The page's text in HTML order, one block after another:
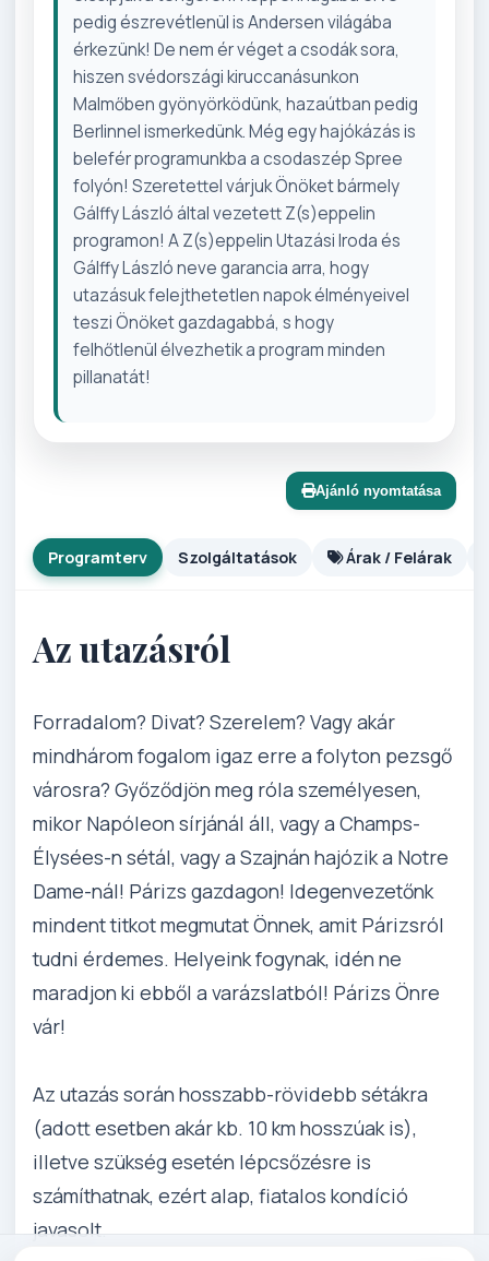
pedig észrevétlenül is Andersen világába
érkezünk! De nem ér véget a csodák sora,
hiszen svédországi kiruccanásunkon
Malmőben gyönyörködünk, hazaútban pedig
Berlinnel ismerkedünk. Még egy hajókázás is
belefér programunkba a csodaszép Spree
folyón! Szeretettel várjuk Önöket bármely
Gálffy László által vezetett Z(s)eppelin
programon! A Z(s)eppelin Utazási Iroda és
Gálffy László neve garancia arra, hogy
utazásuk felejthetetlen napok élményeivel
teszi Önöket gazdagabbá, s hogy
felhőtlenül élvezhetik a program minden
pillanatát!
Ajánló nyomtatása
Programterv Szolgáltatások Árak / Felárak
Az utazásról
Forradalom? Divat? Szerelem? Vagy akár
mindhárom fogalom igaz erre a folyton pezsgő
városra? Győződjön meg róla személyesen,
mikor Napóleon sírjánál áll, vagy a Champs-
Élysées-n sétál, vagy a Szajnán hajózik a Notre
Dame-nál! Párizs gazdagon! Idegenvezetőnk
mindent titkot megmutat Önnek, amit Párizsról
tudni érdemes. Helyeink fogynak, idén ne
maradjon ki ebből a varázslatból! Párizs Önre
vár!
Az utazás során hosszabb-rövidebb sétákra
(adott esetben akár kb. 10 km hosszúak is),
illetve szükség esetén lépcsőzésre is
számíthatnak, ezért alap, fiatalos kondíció
javasolt.